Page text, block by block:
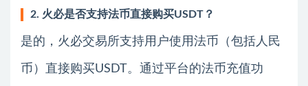
2. 火必是否支持法币直接购买USDT？
是的，火必交易所支持用户使用法币（包括人民
币）直接购买USDT。通过平台的法币充值功